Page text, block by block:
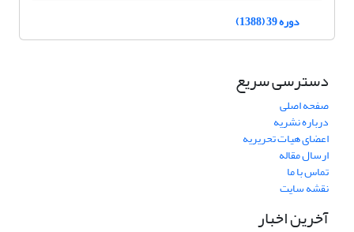
دوره 39 (1388)
دسترسی سریع
صفحه اصلی
درباره نشریه
اعضای هیات تحریریه
ارسال مقاله
تماس با ما
نقشه سایت
آخرین اخبار